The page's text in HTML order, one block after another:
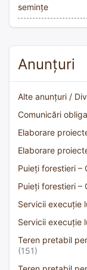
semințe
Anunțuri
Alte anunțuri /
Comunicări
Elaborare
Elaborare
Puieți forestieri –
Puieți forestieri –
Servicii execuție
Servicii execuție
Teren pretabil
(151)